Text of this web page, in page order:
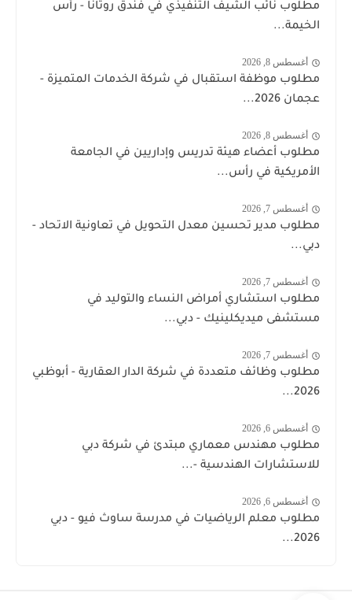
مطلوب نائب الشيف التنفيذي في فندق روتانا - رأس
الخيمة...
أغسطس 8, 2026
مطلوب موظفة استقبال في شركة الخدمات المتميزة -
عجمان 2026...
أغسطس 8, 2026
مطلوب أعضاء هيئة تدريس وإداريين في الجامعة
الأمريكية في رأس...
أغسطس 7, 2026
مطلوب مدير تحسين معدل التحويل في تعاونية الاتحاد -
دبي...
أغسطس 7, 2026
مطلوب استشاري أمراض النساء والتوليد في
مستشفى ميديكلينيك - دبي...
أغسطس 7, 2026
مطلوب وظائف متعددة في شركة الدار العقارية - أبوظبي
2026...
أغسطس 6, 2026
مطلوب مهندس معماري مبتدئ في شركة دبي
للاستشارات الهندسية -...
أغسطس 6, 2026
مطلوب معلم الرياضيات في مدرسة ساوث فيو - دبي
2026...